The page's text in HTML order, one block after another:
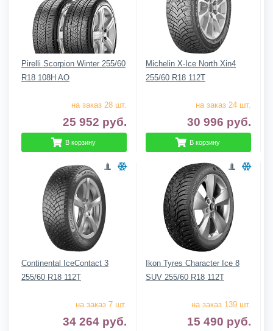
Pirelli Scorpion Winter 255/60
R18 108H AO
на заказ 28 шт.
25 952 руб.
В корзину
Michelin X-Ice North Xin4
255/60 R18 112T
на заказ 24 шт.
30 996 руб.
В корзину
Continental IceContact 3
255/60 R18 112T
на заказ 7 шт.
34 264 руб.
Ikon Tyres Character Ice 8
SUV 255/60 R18 112T
на заказ 139 шт.
15 490 руб.